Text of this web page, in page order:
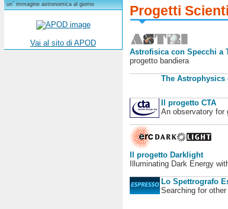
un´ immagine astronomica al giorno
Vai al sito di APOD
Progetti
Astrofisica con Specchi a
progetto bandiera
The Astrophysics
Il progetto CTA
An observatory for
Il progetto Darklight
Illuminating Dark Energy
Lo Spettrografo
Searching for other